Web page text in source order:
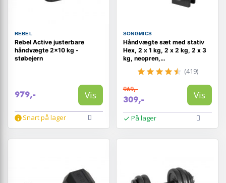
REBEL
Rebel Active justerbare
håndvægte 2×10 kg -
støbejern
979,- Vis
Snart på lager
SONGMICS
Håndvægte sæt med stativ
Hex, 2 x 1 kg, 2 x 2 kg, 2 x 3
kg, neopren,
(419)
969,-
309,- Vis
På lager